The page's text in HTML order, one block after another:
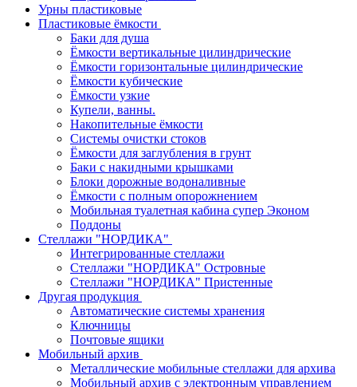
Урны пластиковые
Пластиковые ёмкости
Баки для душа
Ёмкости вертикальные цилиндрические
Ёмкости горизонтальные цилиндрические
Ёмкости кубические
Ёмкости узкие
Купели, ванны.
Накопительные ёмкости
Системы очистки стоков
Ёмкости для заглубления в грунт
Баки с накидными крышками
Блоки дорожные водоналивные
Ёмкости с полным опорожнением
Мобильная туалетная кабина супер Эконом
Поддоны
Стеллажи "НОРДИКА"
Интегрированные стеллажи
Стеллажи "НОРДИКА" Островные
Стеллажи "НОРДИКА" Пристенные
Другая продукция
Автоматические системы хранения
Ключницы
Почтовые ящики
Мобильный архив
Металлические мобильные стеллажи для архива
Мобильный архив с электронным управлением